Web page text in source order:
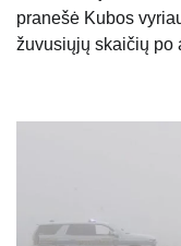
pranešė Kubos
žuvusiųjų skaičių po